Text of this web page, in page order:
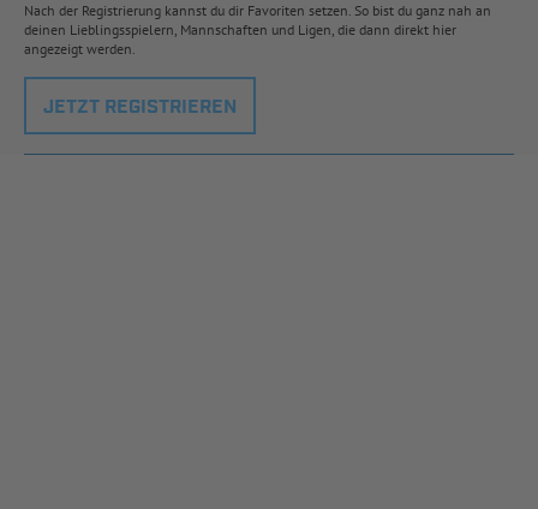
Nach der Registrierung kannst du dir Favoriten setzen. So bist du ganz nah an
deinen Lieblingsspielern, Mannschaften und Ligen, die dann direkt hier
angezeigt werden.
JETZT REGISTRIEREN